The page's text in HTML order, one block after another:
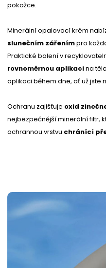
pokožce.
Minerální opalovací krém
slunečním zářenímpro
Praktické balení v
rovnoměrnou aplikacina
aplikaci během dne, ať už jste
Ochranu zajišťuje oxid
nejbezpečnější minerální filtr,
ochrannou vrstvu chránící